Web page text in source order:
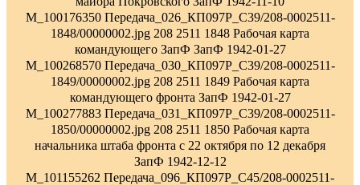
M_100176350 Передача_026_КП097Р_С39/208-0002511-
1848/00000002.jpg 208 2511 1848 Рабочая карта
командующего ЗапФ ЗапФ 1942-01-27
M_100268570 Передача_030_КП097Р_С39/208-0002511-
1849/00000002.jpg 208 2511 1849 Рабочая карта
командующего фронта ЗапФ 1942-01-27
M_100277883 Передача_031_КП097Р_С39/208-0002511-
1850/00000002.jpg 208 2511 1850 Рабочая карта
начальника штаба фронта с 22 октября по 12 декабря
ЗапФ 1942-12-12
M_101155262 Передача_096_КП097Р_С45/208-0002511-